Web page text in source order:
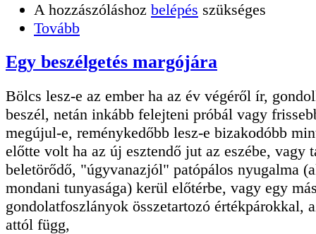
A hozzászóláshoz belépés szükséges
Tovább
Egy beszélgetés margójára
Bölcs lesz-e az ember ha az év végéről ír,
beszél, netán inkább felejteni próbál vagy
megújul-e, reménykedőbb lesz-e bizakodóbb
előtte volt ha az új esztendő jut az eszébe, vagy
beletörődő, "úgyvanazjól" patópálos nyugalma
mondani tunyasága) kerül előtérbe, vagy egy
gondolatfoszlányok összetartozó értékpárokkal,
attól függ,